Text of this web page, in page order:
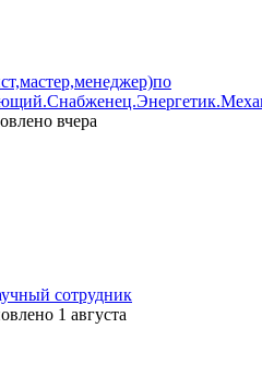
вчера
сотрудник
1 августа